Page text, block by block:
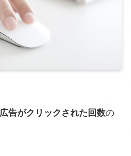
広告がクリックされた回数の